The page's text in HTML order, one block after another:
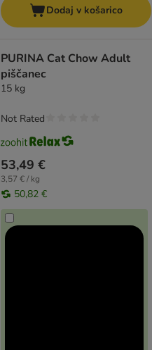
Dodaj v košarico
PURINA Cat Chow Adult
piščanec
15 kg
53,49 €
3,57 € / kg
50,82 €
Not Rated